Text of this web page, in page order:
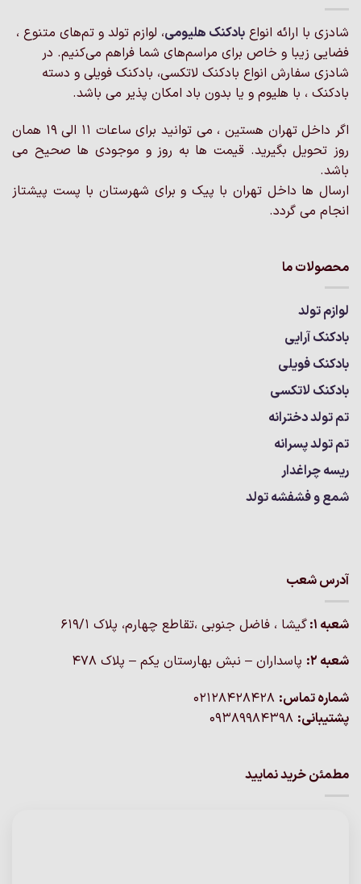
باشد.
گزینه
ها
ممکن
است
صفحه
محصول
شوند
گزینه
ها
ممکن
است
صفحه
محصول
انتخاب
شادزی با ارائه انواع بادکنک‌ هلیومی، لوازم تولد و تم‌های متنوع ،
فضایی زیبا و خاص برای مراسم‌های شما فراهم می‌کنیم. در
شادزی سفارش انواع بادکنک لاتکسی، بادکنک فویلی و دسته
بادکنک ، با هلیوم و یا بدون باد امکان پذیر می باشد.
اگر داخل تهران هستین ، می توانید برای ساعات 11 الی 19 همان
روز تحویل بگیرید. قیمت ها به روز و موجودی ها صحیح می
باشد.
ارسال ها داخل تهران با پیک و برای شهرستان با پست پیشتاز
انجام می گردد.
محصولات ما
لوازم تولد
بادکنک آرایی
بادکنک فویلی
بادکنک لاتکسی
تم تولد دخترانه
تم تولد پسرانه
ریسه چراغدار
شمع و فشفشه تولد
آدرس شعب
شعبه 1:
گيشا ، فاضل جنوبی ،تقاطع چهارم، پلاک 619/1
شعبه 2:
پاسداران – نبش بهارستان یکم – پلاک ۴۷۸
شماره تماس:
پشتیبانی:
مطمئن خرید نمایید